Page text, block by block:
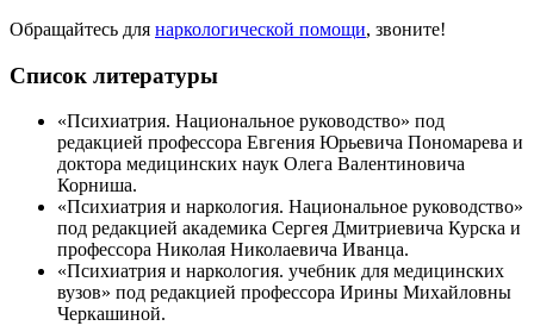
Обращайтесь для наркологической помощи, звоните!
Список литературы
«Психиатрия. Национальное руководство» под
редакцией профессора Евгения Юрьевича Пономарева и
доктора медицинских наук Олега Валентиновича
Корниша.
«Психиатрия и наркология. Национальное руководство»
под редакцией академика Сергея Дмитриевича Курска и
профессора Николая Николаевича Иванца.
«Психиатрия и наркология. учебник для медицинских
вузов» под редакцией профессора Ирины Михайловны
Черкашиной.